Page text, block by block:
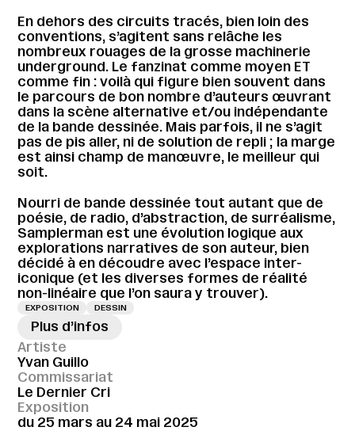
En dehors des circuits tracés, bien loin des
conventions, s’agitent sans relâche les
nombreux rouages de la grosse machinerie
underground. Le fanzinat comme moyen ET
comme fin : voilà qui figure bien souvent dans
le parcours de bon nombre d’auteurs œuvrant
dans la scène alternative et/ou indépendante
de la bande dessinée. Mais parfois, il ne s’agit
pas de pis aller, ni de solution de repli ; la marge
est ainsi champ de manœuvre, le meilleur qui
soit.
Nourri de bande dessinée tout autant que de
poésie, de radio, d’abstraction, de surréalisme,
Samplerman est une évolution logique aux
explorations narratives de son auteur, bien
décidé à en découdre avec l’espace inter-
iconique (et les diverses formes de réalité
non-linéaire que l’on saura y trouver).
EXPOSITION DESSIN
Plus d’infos
Artiste
Yvan Guillo
Commissariat
Le Dernier Cri
Exposition
du 25 mars au 24 mai 2025